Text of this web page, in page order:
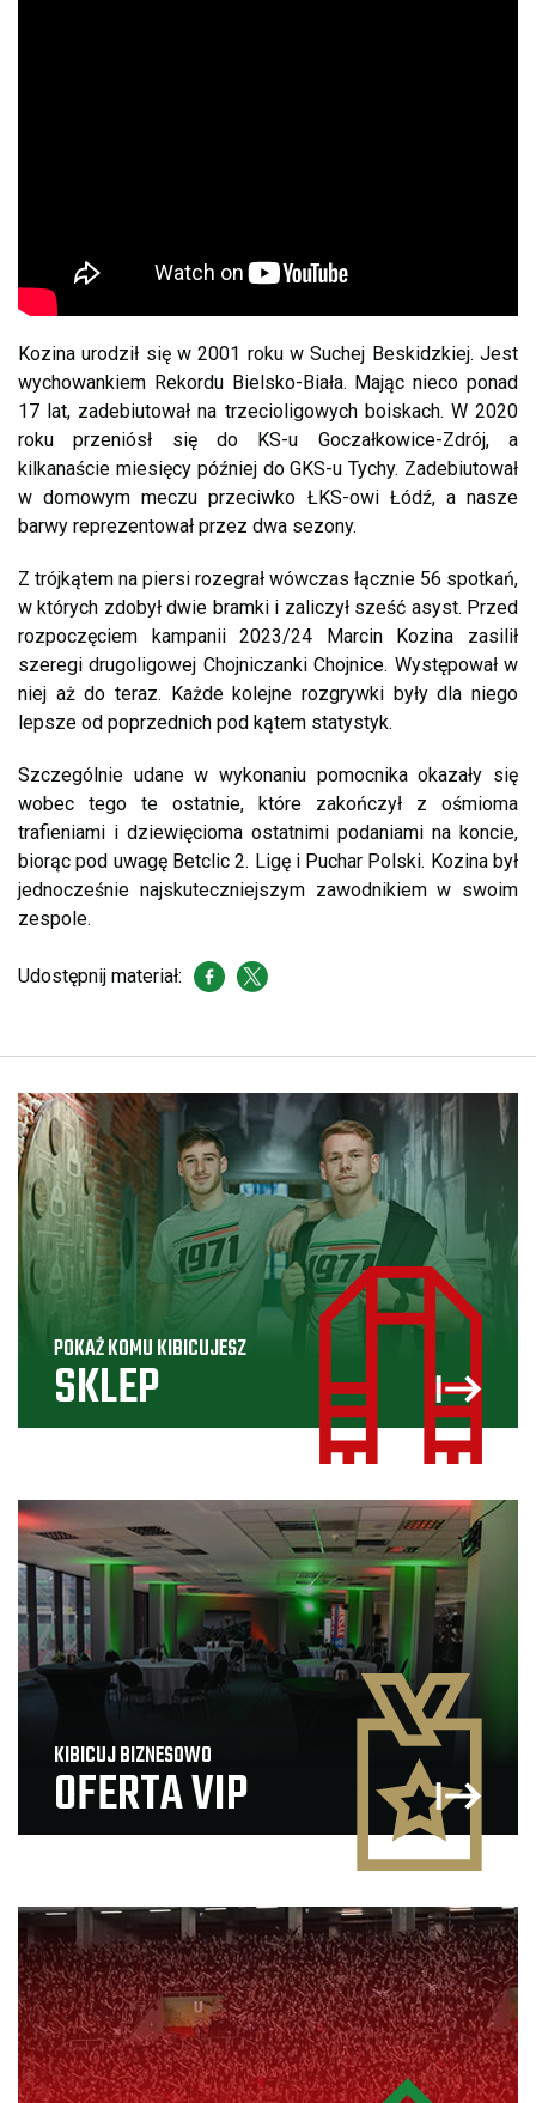
Kozina urodził się w 2001 roku w Suchej Beskidzkiej. Jest
wychowankiem Rekordu Bielsko-Biała. Mając nieco ponad
17 lat, zadebiutował na trzecioligowych boiskach. W 2020
roku przeniósł się do KS-u Goczałkowice-Zdrój, a
kilkanaście miesięcy później do GKS-u Tychy. Zadebiutował
w domowym meczu przeciwko ŁKS-owi Łódź, a nasze
barwy reprezentował przez dwa sezony.
Z trójkątem na piersi rozegrał wówczas łącznie 56 spotkań,
w których zdobył dwie bramki i zaliczył sześć asyst. Przed
rozpoczęciem kampanii 2023/24 Marcin Kozina zasilił
szeregi drugoligowej Chojniczanki Chojnice. Występował w
niej aż do teraz. Każde kolejne rozgrywki były dla niego
lepsze od poprzednich pod kątem statystyk.
Szczególnie udane w wykonaniu pomocnika okazały się
wobec tego te ostatnie, które zakończył z ośmioma
trafieniami i dziewięcioma ostatnimi podaniami na koncie,
biorąc pod uwagę Betclic 2. Ligę i Puchar Polski. Kozina był
jednocześnie najskuteczniejszym zawodnikiem w swoim
zespole.
Udostępnij materiał:
POKAŻ KOMU KIBICUJESZ
SKLEP
KIBICUJ BIZNESOWO
OFERTA VIP